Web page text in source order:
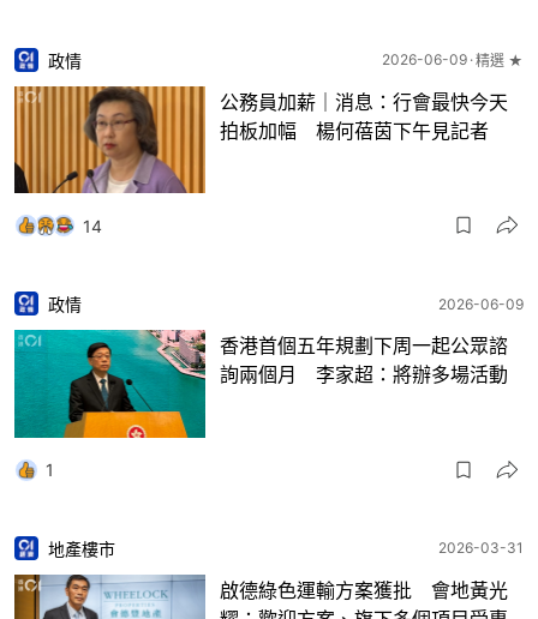
政情 2026-06-09 精選 ★
公務員加薪｜消息：行會最快今天
拍板加幅 楊何蓓茵下午見記者
14
政情 2026-06-09
香港首個五年規劃下周一起公眾諮
詢兩個月 李家超：將辦多場活動
1
地產樓市 2026-03-31
啟德綠色運輸方案獲批 會地黃光